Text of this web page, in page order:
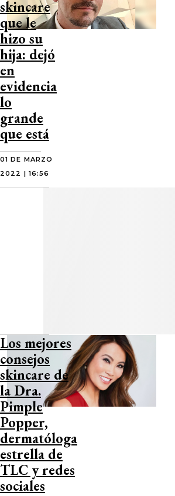
skincare
que le
hizo su
hija: dejó
en
evidencia
lo
grande
que está
01 DE MARZO
2022 | 16:56
Los mejores
consejos
skincare de
la Dra.
Pimple
Popper,
dermatóloga
estrella de
TLC y redes
sociales